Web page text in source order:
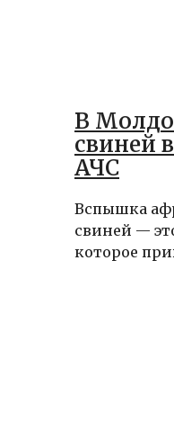
В
свиней
АЧС
Вспышка
свиней —
которое